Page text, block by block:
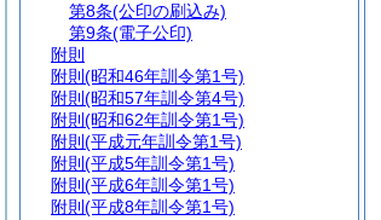
第8条(公印の刷込み)
第9条(電子公印)
附則
附則 (昭和46年訓令第1号)
附則 (昭和57年訓令第4号)
附則 (昭和62年訓令第1号)
附則 (平成元年訓令第1号)
附則 (平成5年訓令第1号)
附則 (平成6年訓令第1号)
附則 (平成8年訓令第1号)